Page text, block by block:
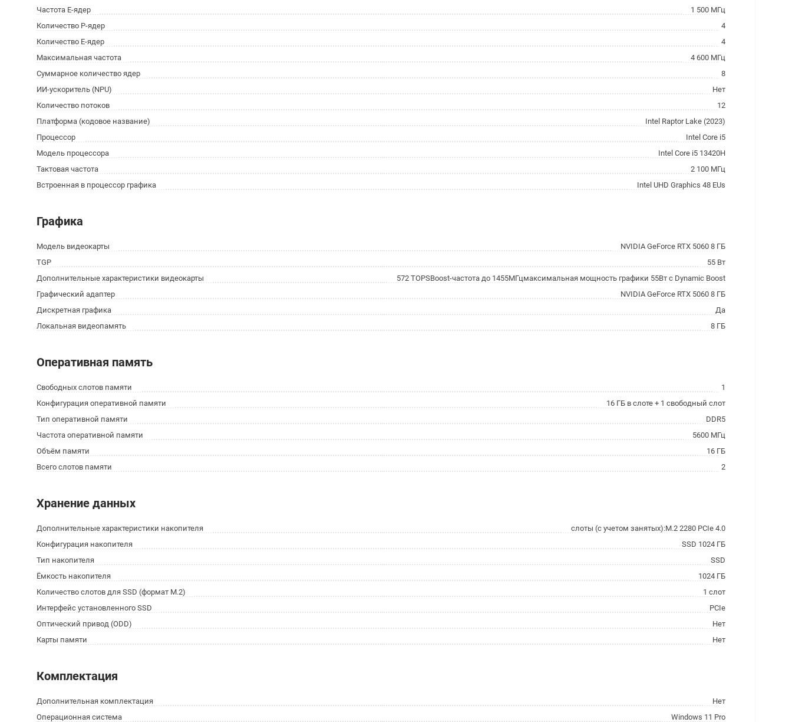
Частота E-ядер
1 500 МГц
Количество P-ядер
4
Количество E-ядер
4
Максимальная частота
4 600 МГц
Суммарное количество ядер
8
ИИ-ускоритель (NPU)
Нет
Количество потоков
12
Платформа (кодовое название)
Intel Raptor Lake (2023)
Процессор
Intel Core i5
Модель процессора
Intel Core i5 13420H
Тактовая частота
2 100 МГц
Встроенная в процессор графика
Intel UHD Graphics 48 EUs
Графика
Модель видеокарты
NVIDIA GeForce RTX 5060 8 ГБ
TGP
55 Вт
Дополнительные характеристики видеокарты
572 TOPSBoost-частота до 1455МГцмаксимальная мощность графики 55Вт с Dynamic Boost
Графический адаптер
NVIDIA GeForce RTX 5060 8 ГБ
Дискретная графика
Да
Локальная видеопамять
8 ГБ
Оперативная память
Свободных слотов памяти
1
Конфигурация оперативной памяти
16 ГБ в слоте + 1 свободный слот
Тип оперативной памяти
DDR5
Частота оперативной памяти
5600 МГц
Объём памяти
16 ГБ
Всего слотов памяти
2
Хранение данных
Дополнительные характеристики накопителя
слоты (с учетом занятых):M.2 2280 PCIe 4.0
Конфигурация накопителя
SSD 1024 ГБ
Тип накопителя
SSD
Ёмкость накопителя
1024 ГБ
Количество слотов для SSD (формат M.2)
1 слот
Интерфейс установленного SSD
PCIe
Оптический привод (ODD)
Нет
Карты памяти
Нет
Комплектация
Дополнительная комплектация
Нет
Операционная система
Windows 11 Pro